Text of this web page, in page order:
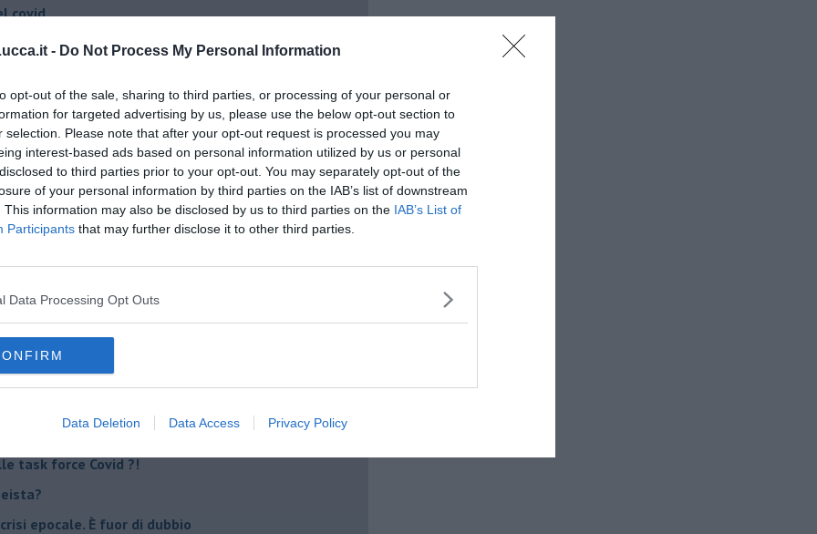
- Do Not Process My Personal Information
opt-out of the sale, sharing to third parties, or processing of your personal or
for targeted advertising by us, please use the below opt-out section to
selection. Please note that after your opt-out request is processed you may
interest-based ads based on personal information utilized by us or personal
to third parties prior to your opt-out. You may separately opt-out of the
of your personal information by third parties on the IAB’s list of downstream
This information may also be disclosed by us to third parties on the IAB’s List of
Participants that may further disclose it to other third parties.
Data Processing Opt Outs
Data Deletion Data Access Privacy Policy
covid
più buia
parla troppo poco
Uniti d'Europa
la mafia
paese
totalitarismi
task force Covid ?!
epocale. È fuor di dubbio